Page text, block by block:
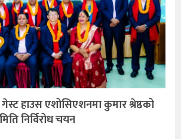
हाउस एशोसिएशनमा कुमार श्रेष्ठको
निर्विरोध चयन